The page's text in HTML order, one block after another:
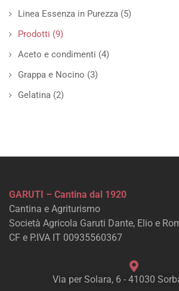
Linea Essenza in Purezza (5)
Prodotti (9)
Aceto e condimenti (4)
Grappa e Nocino (3)
Gelatina (2)
GARUTI – Cantina dal 1920
Cantina e Agriturismo
Società Agricola Garuti Dante, Elio e
CF e P.IVA IT 00935560367
Via per Solara, 6 - 41030